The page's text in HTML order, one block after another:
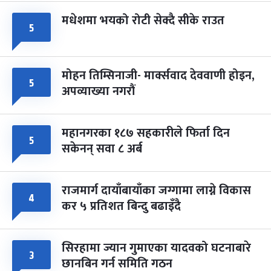
५ मधेशमा भयको रोटी सेक्दै सीके राउत
५ मोहन तिम्सिनाजी- मार्क्सवाद देववाणी होइन,
अपव्याख्या नगरौं
५ महानगरका १८७ सहकारीले फिर्ता दिन
सकेनन् सवा ८ अर्ब
४ राजमार्ग दायाँबायाँका जग्गामा लाग्ने विकास
कर ५ प्रतिशत बिन्दु बढाइँदै
३ सिरहामा ज्यान गुमाएका यादवको घटनाबारे
छानबिन गर्न समिति गठन